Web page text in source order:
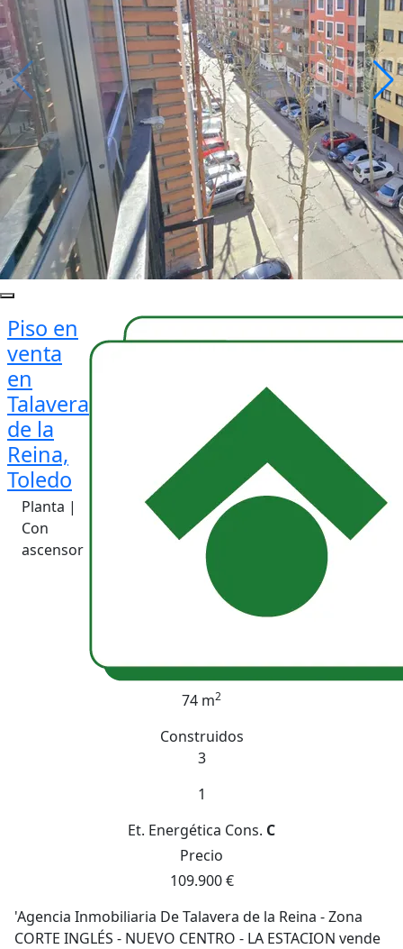
Piso en
venta
en
Talavera
de la
Reina,
Toledo
Planta |
Con
ascensor
74 m2
Construidos
3
1
Et. Energética Cons. C
Precio
109.900 €
'Agencia Inmobiliaria De Talavera de la Reina - Zona
CORTE INGLÉS - NUEVO CENTRO - LA ESTACION vende